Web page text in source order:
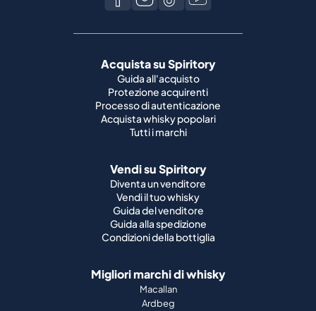
Acquista su Spiritory
Guida all'acquisto
Protezione acquirenti
Processo di autenticazione
Acquista whisky popolari
Tutti i marchi
Vendi su Spiritory
Diventa un venditore
Vendi il tuo whisky
Guida del venditore
Guida alla spedizione
Condizioni della bottiglia
Migliori marchi di whisky
Macallan
Ardbeg